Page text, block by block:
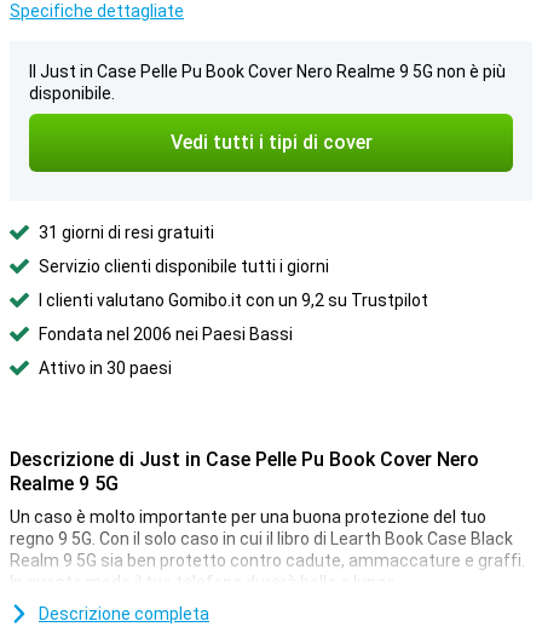
Specifiche dettagliate
Il Just in Case Pelle Pu Book Cover Nero Realme 9 5G non è più
disponibile.
Vedi tutti i tipi di cover
31 giorni di resi gratuiti
Servizio clienti disponibile tutti i giorni
I clienti valutano Gomibo.it con un 9,2 su Trustpilot
Fondata nel 2006 nei Paesi Bassi
Attivo in 30 paesi
Descrizione di Just in Case Pelle Pu Book Cover Nero
Realme 9 5G
Un caso è molto importante per una buona protezione del tuo
regno 9 5G. Con il solo caso in cui il libro di Learth Book Case Black
Realm 9 5G sia ben protetto contro cadute, ammaccature e graffi.
In questo modo il tuo telefono durerà bello e lungo.
In questo caso non c'è solo spazio per il tuo smartphone, ma anche
Descrizione completa